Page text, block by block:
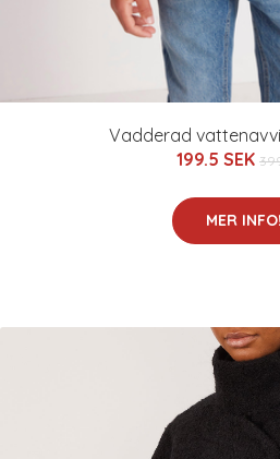
Vadderad
199.5 SEK
MER INFO!